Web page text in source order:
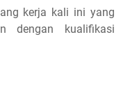
kerja kali ini yang
dengan kualifikasi